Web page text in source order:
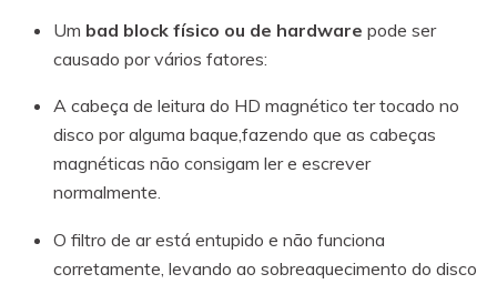
Um bad block físico ou de hardware pode ser
causado por vários fatores:
A cabeça de leitura do HD magnético ter tocado no
disco por alguma baque,fazendo que as cabeças
magnéticas não consigam ler e escrever
normalmente.
O filtro de ar está entupido e não funciona
corretamente, levando ao sobreaquecimento do disco